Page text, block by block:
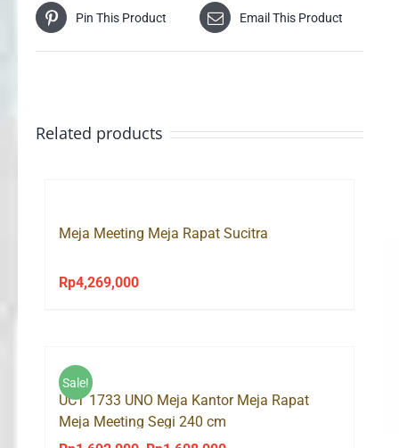
Pin This Product Email This Product
Related products
Meja Meeting Meja Rapat Sucitra
Rp4,269,000
Sale!
UCT 1733 UNO Meja Kantor Meja Rapat
Meja Meeting Segi 240 cm